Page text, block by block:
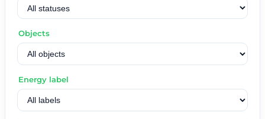
Objects
Energy label